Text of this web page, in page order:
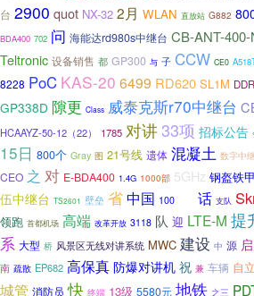
台 2900 quot NX-32 2月 WLAN 直放站 G882
BDA400 702 问 海能达rd980s中继台 CB-ANT-400-
Teltronic 设备销售 都 GP300 与 子 CCW CE0
8228 PoC KAS-20 6499 RD620 SL1M
GP338D 隙更 Class 威泰克斯r70中继台
HCAAYZ-50-12（22） 1785 对讲33项 招标公告
15日 800个 Gray 图 21号线 遗体 混凝土 数字中
CEO 之 对 E-BDA400 1.4G 1000部 5GHz 钢盔铁甲
伍中继台 TS2601 壁垒 省中国 100 话 支队
领跑 首都机场 高端 改革开放 3118 队 迎 LTE-M 提
系 大型 桥 风景区无线对讲系统 MWC 建设 中 源
南 疏散 EP682 高保真 防爆对讲机 祝 兼 车辆 自立
城管 消防员 快 终端 13级 5580元 地铁 之三